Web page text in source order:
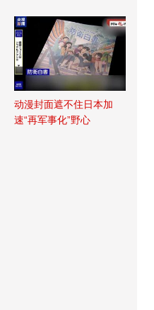
动漫封面遮不住日本加
速“再军事化”野心